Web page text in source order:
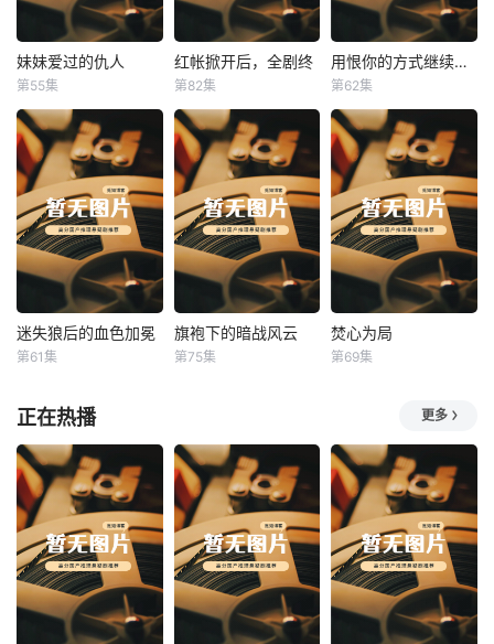
妹妹爱过的仇人
妹妹爱过的仇人
第55集
红帐掀开后，全剧终
红帐掀开后，全剧终
第82集
用恨你的方式继续爱你 用恨你的方式继续爱你
第62集
迷失狼后的血色加冕
迷失狼后的血色加冕
第61集
旗袍下的暗战风云
旗袍下的暗战风云
第75集
焚心为局
焚心为局
第69集
正在热播 更多